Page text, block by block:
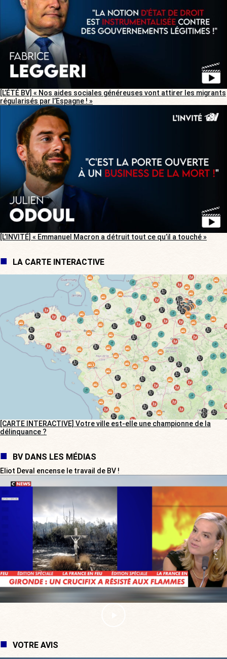
[L’ÉTÉ BV] « Nos aides sociales généreuses vont attirer les migrants
régularisés par l’Espagne ! »
[L’INVITÉ] « Emmanuel Macron a détruit tout ce qu’il a touché »
LA CARTE INTERACTIVE
[CARTE INTERACTIVE] Votre ville est-elle une championne de la
délinquance ?
BV DANS LES MÉDIAS
Eliot Deval encense le travail de BV !
VOTRE AVIS